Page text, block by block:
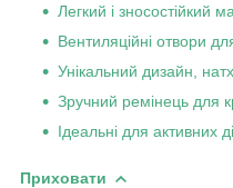
Легкий і зносостійкий
Вентиляційні отвори
Унікальний дизайн,
Зручний ремінець для
Ідеальні для активних
Приховати